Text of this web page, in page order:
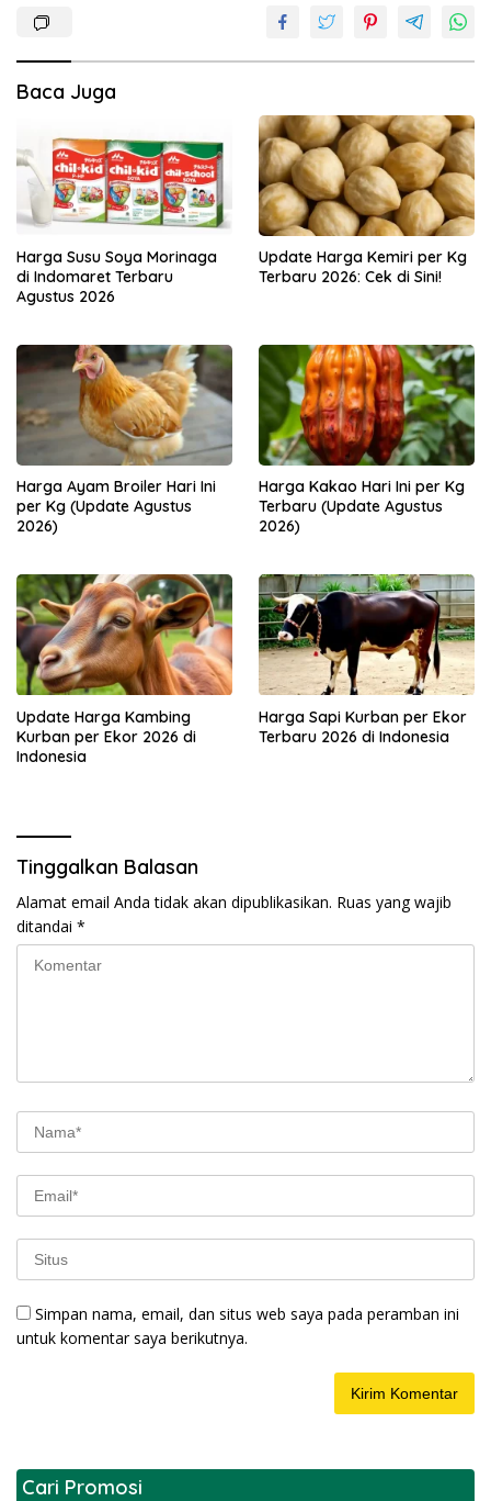
Baca Juga
Harga Susu Soya Morinaga
di Indomaret Terbaru
Agustus 2026
Update Harga Kemiri per Kg
Terbaru 2026: Cek di Sini!
Harga Ayam Broiler Hari Ini
per Kg (Update Agustus
2026)
Harga Kakao Hari Ini per Kg
Terbaru (Update Agustus
2026)
Update Harga Kambing
Kurban per Ekor 2026 di
Indonesia
Harga Sapi Kurban per Ekor
Terbaru 2026 di Indonesia
Tinggalkan Balasan
Alamat email Anda tidak akan dipublikasikan. Ruas yang wajib
ditandai *
Simpan nama, email, dan situs web saya pada peramban ini
untuk komentar saya berikutnya.
Cari Promosi